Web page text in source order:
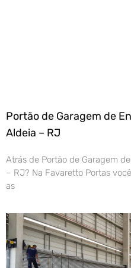
Portão de Garagem de
Aldeia – RJ
Atrás de Portão de Garagem
– RJ? Na Favaretto Portas
as